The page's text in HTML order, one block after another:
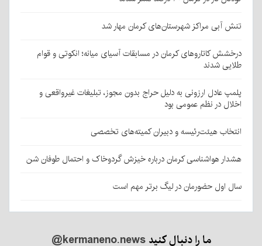
تنش آبی مراکز شهرستان‌های کرمان مهار شد
درخشش کاتاروهای کرمان در مسابقات آسیای میانه؛ انکوتی و قوام
طلایی شدند
پلمپ عادل ارزونی به دليل حراج بدون مجوز، تبليغات غیرواقعی و
اخلال در نظم عمومی بود
انتخاب هیئت‌رئیسه و دبیران کمیته‌های تخصصی
هشدار هواشناسی کرمان درباره خیزش گردوخاک و احتمال طوفان شن
سال اول حضورمان در لیگ برتر مهم است
ما را دنبال کنید@kermaneno.news